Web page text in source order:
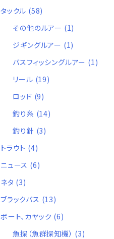
タックル (58)
その他のルアー (1)
ジギングルアー (1)
バスフィッシングルアー (1)
リール (19)
ロッド (9)
釣り糸 (14)
釣り針 (3)
トラウト (4)
ニュース (6)
ネタ (3)
ブラックバス (13)
ボート、カヤック (6)
魚探（魚群探知機） (3)